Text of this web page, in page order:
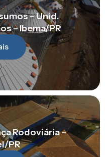
– Unid.
– Ibema/PR
Rodoviária –
PR